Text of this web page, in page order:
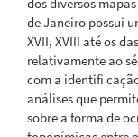
de Janeiro possui
XVII, XVIII até os
relativamente ao
com a identifi
análises que
sobre a forma de